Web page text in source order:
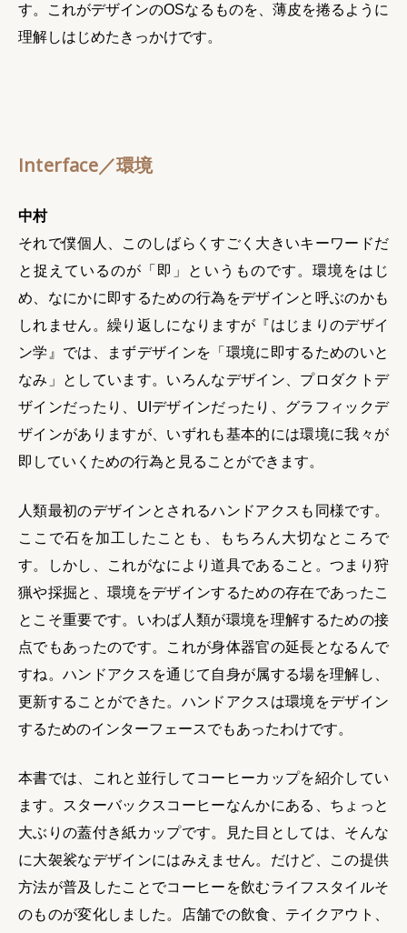
す。これがデザインのOSなるものを、薄皮を捲るように
理解しはじめたきっかけです。
Interface／環境
中村
それで僕個人、このしばらくすごく大きいキーワードだ
と捉えているのが「即」というものです。環境をはじ
め、なにかに即するための行為をデザインと呼ぶのかも
しれません。繰り返しになりますが『はじまりのデザイ
ン学』では、まずデザインを「環境に即するためのいと
なみ」としています。いろんなデザイン、プロダクトデ
ザインだったり、UIデザインだったり、グラフィックデ
ザインがありますが、いずれも基本的には環境に我々が
即していくための行為と見ることができます。
人類最初のデザインとされるハンドアクスも同様です。
ここで石を加工したことも、もちろん大切なところで
す。しかし、これがなにより道具であること。つまり狩
猟や採掘と、環境をデザインするための存在であったこ
とこそ重要です。いわば人類が環境を理解するための接
点でもあったのです。これが身体器官の延長となるんで
すね。ハンドアクスを通じて自身が属する場を理解し、
更新することができた。ハンドアクスは環境をデザイン
するためのインターフェースでもあったわけです。
本書では、これと並行してコーヒーカップを紹介してい
ます。スターバックスコーヒーなんかにある、ちょっと
大ぶりの蓋付き紙カップです。見た目としては、そんな
に大袈裟なデザインにはみえません。だけど、この提供
方法が普及したことでコーヒーを飲むライフスタイルそ
のものが変化しました。店舗での飲食、テイクアウト、